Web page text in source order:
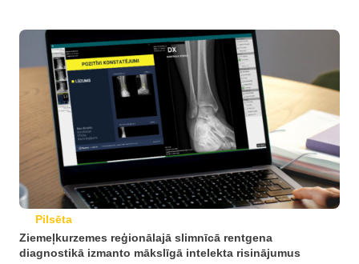
Pilsēta
Ziemeļkurzemes reģionālajā slimnīcā rentgena
diagnostikā izmanto mākslīgā intelekta risinājumus